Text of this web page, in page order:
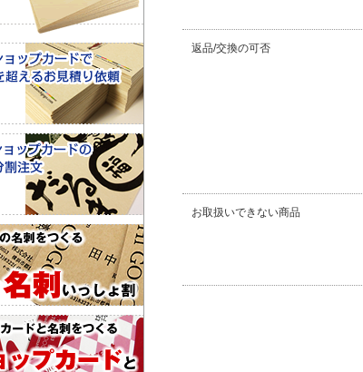
返品/交換の可否
お取扱いできない商品